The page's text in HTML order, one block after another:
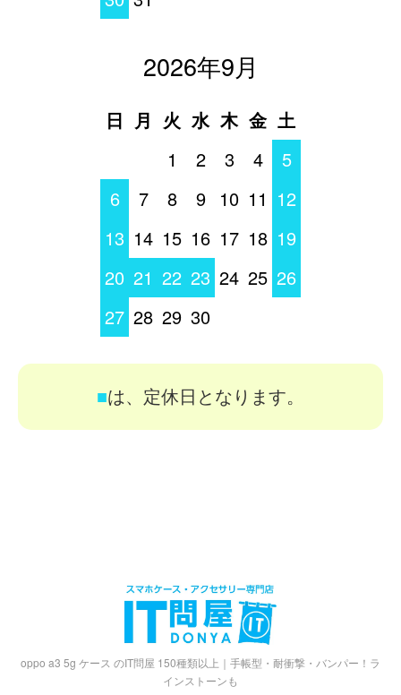
2026年9月
日 月 火 水 木 金 土
1
2 3 4
5
6
7 8 9 10 11 12
13 14 15 16 17 18 19
20 21 22 23 24 25 26
27 28 29 30
■は、定休日となります。
oppo a3 5g ケース のIT問屋 150種類以上｜手帳型・耐衝撃・バンパー！ラ
インストーンも